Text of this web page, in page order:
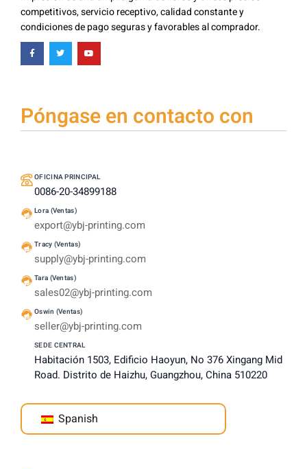
competitivos, servicio receptivo, calidad constante y
condiciones de pago seguras y favorables al comprador.
Póngase en contacto con
OFICINA PRINCIPAL
0086-20-34899188
Lora (Ventas)
export@ybj-printing.com
Tracy (Ventas)
supply@ybj-printing.com
Tara (Ventas)
sales02@ybj-printing.com
Oswin (Ventas)
seller@ybj-printing.com
SEDE CENTRAL
Habitación 1503, Edificio Haoyun, No 376 Xingang Mid
Road. Distrito de Haizhu, Guangzhou, China 510220
Spanish